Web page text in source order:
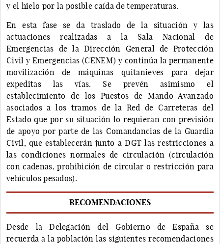
y el hielo por la posible caída de temperaturas.
En esta fase se da traslado de la situación y las
actuaciones realizadas a la Sala Nacional de
Emergencias de la Dirección General de Protección
Civil y Emergencias (CENEM) y continúa la permanente
movilización de máquinas quitanieves para dejar
expeditas las vías. Se prevén asimismo el
establecimiento de los Puestos de Mando Avanzado
asociados a los tramos de la Red de Carreteras del
Estado que por su situación lo requieran con previsión
de apoyo por parte de las Comandancias de la Guardia
Civil, que establecerán junto a DGT las restricciones a
las condiciones normales de circulación (circulación
con cadenas, prohibición de circular o restricción para
vehículos pesados).
RECOMENDACIONES
Desde la Delegación del Gobierno de España se
recuerda a la población las siguientes recomendaciones